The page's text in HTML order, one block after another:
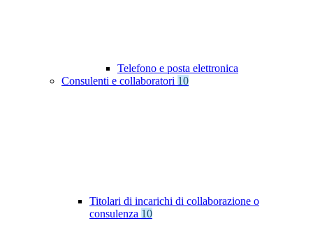
Telefono e posta elettronica
Consulenti e collaboratori 10
Titolari di incarichi di collaborazione o
consulenza 10